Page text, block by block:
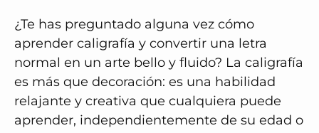
¿Te has preguntado alguna vez cómo
aprender caligrafía y convertir una letra
normal en un arte bello y fluido? La caligrafía
es más que decoración: es una habilidad
relajante y creativa que cualquiera puede
aprender, independientemente de su edad o